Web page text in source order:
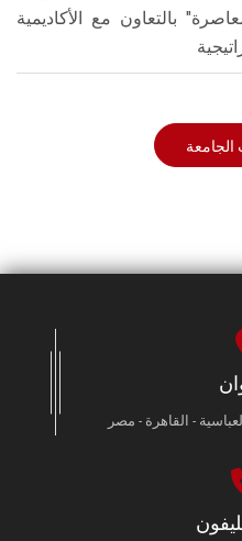
بالتعاون مع الأكاديمية
الجامعة
- القاهرة - مصر